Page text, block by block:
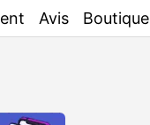
Avis Boutique